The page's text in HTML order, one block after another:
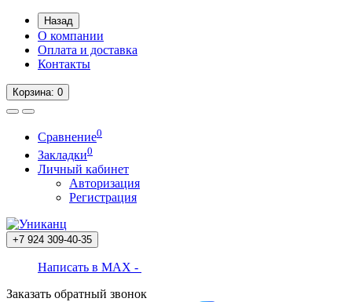
Назад
О компании
Оплата и доставка
Контакты
Корзина: 0
Сравнение0
Закладки0
Личный кабинет
Авторизация
Регистрация
+7 924 309-40-35
Написать в MAX -
Заказать обратный звонок